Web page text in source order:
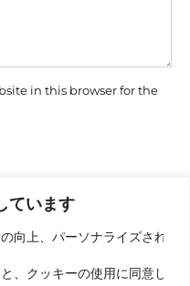
ています
向上、パーソナライズされた
、クッキーの使用に同意した
in this browser for the